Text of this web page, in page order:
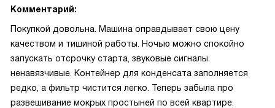
Комментарий:
Покупкой довольна. Машина оправдывает свою цену
качеством и тишиной работы. Ночью можно спокойно
запускать отсрочку старта, звуковые сигналы
ненавязчивые. Контейнер для конденсата заполняется
редко, а фильтр чистится легко. Теперь забыла про
развешивание мокрых простыней по всей квартире.